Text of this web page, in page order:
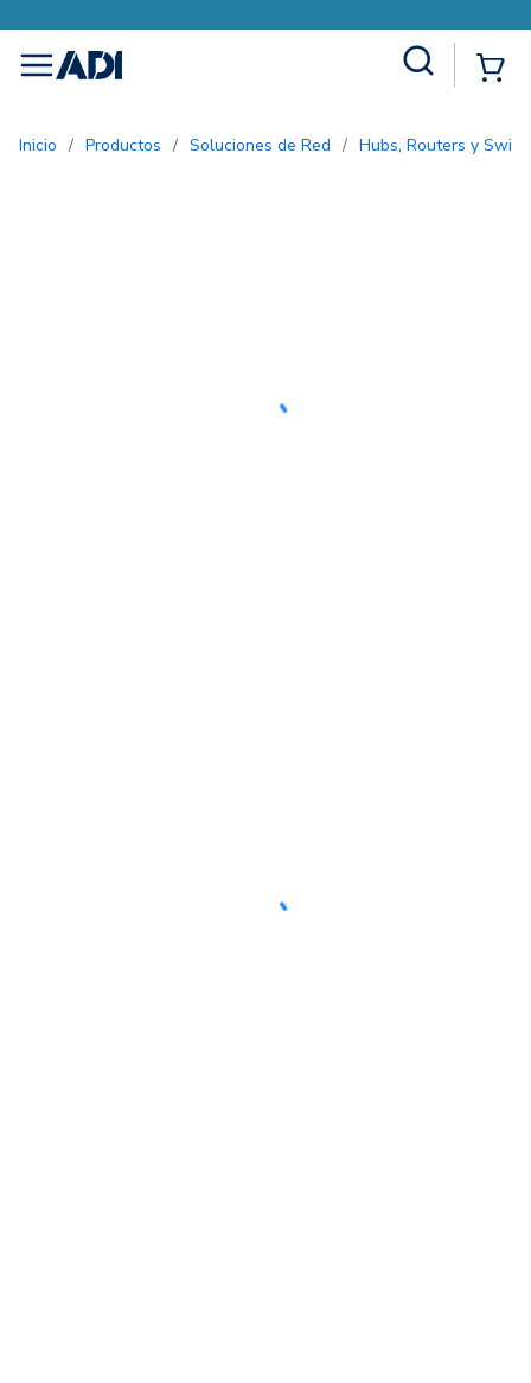
menu
Inicio / Productos / Soluciones de Red / Hubs, Routers y